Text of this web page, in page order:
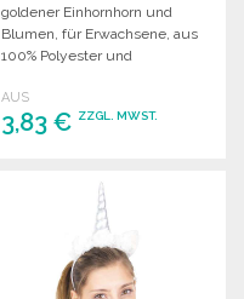
goldener Einhornhorn und
Blumen, für Erwachsene, aus
100% Polyester und
gefertigt.
AUS
3,83 € ZZGL. MWST.
Angebot anfordern